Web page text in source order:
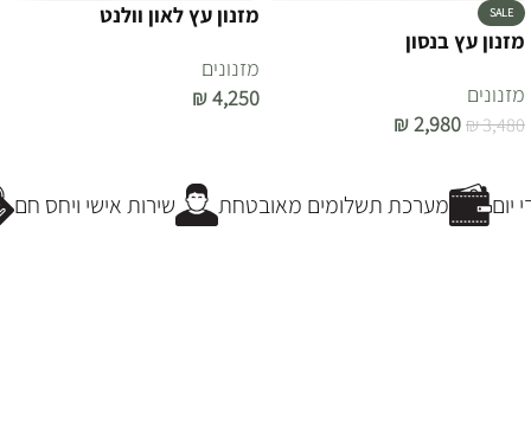
SALE
מזנון עץ בנסון
מזנונים
₪3,480
₪2,980
מזנון עץ לאון וולנט
מזנונים
₪4,250
שירות אישי ויחס חם מערכת תשלומים מאובטחת